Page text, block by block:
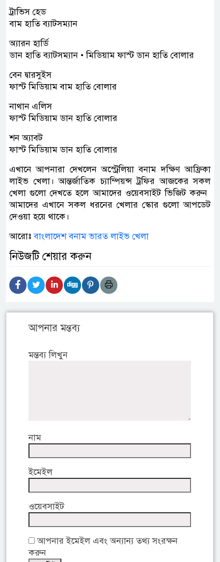
ট্রাভিস হেড
বাম হাতি ব্যাটসম্যান
অ্যারন হার্ডি
ডান হাতি ব্যাটসম্যান • মিডিয়াম ফাস্ট ডান হাতি বোলার
বেন দ্বারসুইস
ফাস্ট মিডিয়াম বাম হাতি বোলার
নাথান এলিস
ফাস্ট মিডিয়াম ডান হাতি বোলার
শন অ্যাবট
ফাস্ট মিডিয়াম ডান হাতি বোলার
এখানে আপনারা দেখলেন অস্ট্রেলিয়া বনাম দক্ষিণ আফ্রিকা
লাইভ খেলা। আন্তর্জাতিক চ্যাম্পিয়ন্স ট্রফির আজকের সকল
খেলা গুলো দেখতে হলে আমাদের ওয়েবসাইট ভিজিট করুন ‌
আমাদের এখানে সকল ধরনের খেলার স্কোর গুলো আপডেট
দেওয়া হয়ে থাকে।
আরোঃবাংলাদেশ বনাম ভারত লাইভ খেলা
নিউজটি শেয়ার করুন
আপনার মন্তব্য
মন্তব্য লিখুন
নাম
ইমেইল
ওয়েবসাইট
আপনার ইমেইল এবং অন্যান্য তথ্য সংরক্ষন
করুন